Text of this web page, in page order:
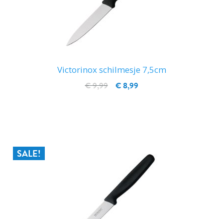
Victorinox schilmesje 7,5cm
€ 8,99
€ 9,99
SALE!